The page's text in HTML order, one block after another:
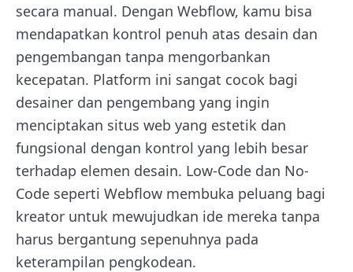
secara manual. Dengan Webflow, kamu bisa
mendapatkan kontrol penuh atas desain dan
pengembangan tanpa mengorbankan
kecepatan. Platform ini sangat cocok bagi
desainer dan pengembang yang ingin
menciptakan situs web yang estetik dan
fungsional dengan kontrol yang lebih besar
terhadap elemen desain. Low-Code dan No-
Code seperti Webflow membuka peluang bagi
kreator untuk mewujudkan ide mereka tanpa
harus bergantung sepenuhnya pada
keterampilan pengkodean.